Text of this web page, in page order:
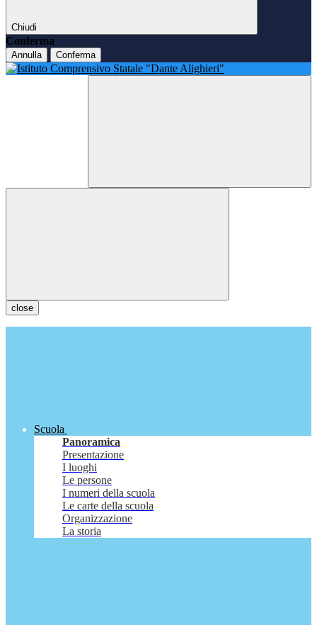
Chiudi
Conferma
Annulla Conferma
close
Scuola
Panoramica
Presentazione
I luoghi
Le persone
I numeri della scuola
Le carte della scuola
Organizzazione
La storia